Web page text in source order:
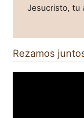
Jesucristo, tu
Rezamos